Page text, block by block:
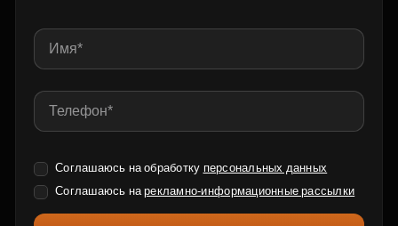
Соглашаюсь на обработку персональных данных
Соглашаюсь нарекламно-информационные рассылки